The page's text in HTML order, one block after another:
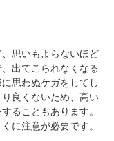
思いもよらないほど
出てこられなくなる
思わぬケガをしてし
良くないため、高い
ることもあります。
に注意が必要です。
閉じる